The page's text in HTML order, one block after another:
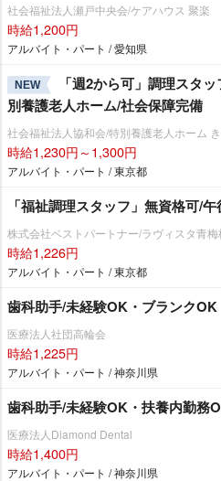
社会福祉法人瀬戸中央会/ケアハウス 聚楽
時給1,200円
アルバイト・パート / 愛知県
NEW
「週2から可」調理スタ
別養護老人ホーム/社会保障完備
社会福祉法人協和会/特別養護老人ホーム き
時給1,230円～1,300円
アルバイト・パート / 東京都
「福祉調理スタッフ」無資格可/
株式会社ベストパートナー/ラヴィスタ青
時給1,226円
アルバイト・パート / 東京都
歯科助手/未経験OK・ブランクOK
医療法人社団高輪会
時給1,225円
アルバイト・パート / 神奈川県
歯科助手/未経験OK・扶養内勤務
医療法人Diamond Dental
時給1,400円
アルバイト・パート / 神奈川県